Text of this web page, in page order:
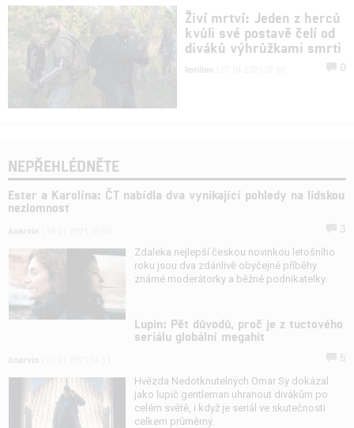
Živí mrtví: Jeden z herců
kvůli své postavě čelí od
diváků výhrůžkami smrti
kotilion 0
NEPŘEHLÉDNĚTE
Ester a Karolína: ČT nabídla dva vynikající pohledy na lidskou
nezlomnost
Zdaleka nejlepší českou novinkou letošního
roku jsou dva zdánlivě obyčejné příběhy
známé moderátorky a běžné podnikatelky.
Lupin: Pět důvodů, proč je z tuctového
seriálu globální megahit
Hvězda Nedotknutelných Omar Sy dokázal
jako lupič gentleman uhranout divákům po
celém světě, i když je seriál ve skutečnosti
celkem průměrný.